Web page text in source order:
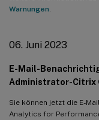
Warnungen
06. Juni 2023
E-Mail-
Administrator-Citrix
Sie können jetzt die E-
Analytics for